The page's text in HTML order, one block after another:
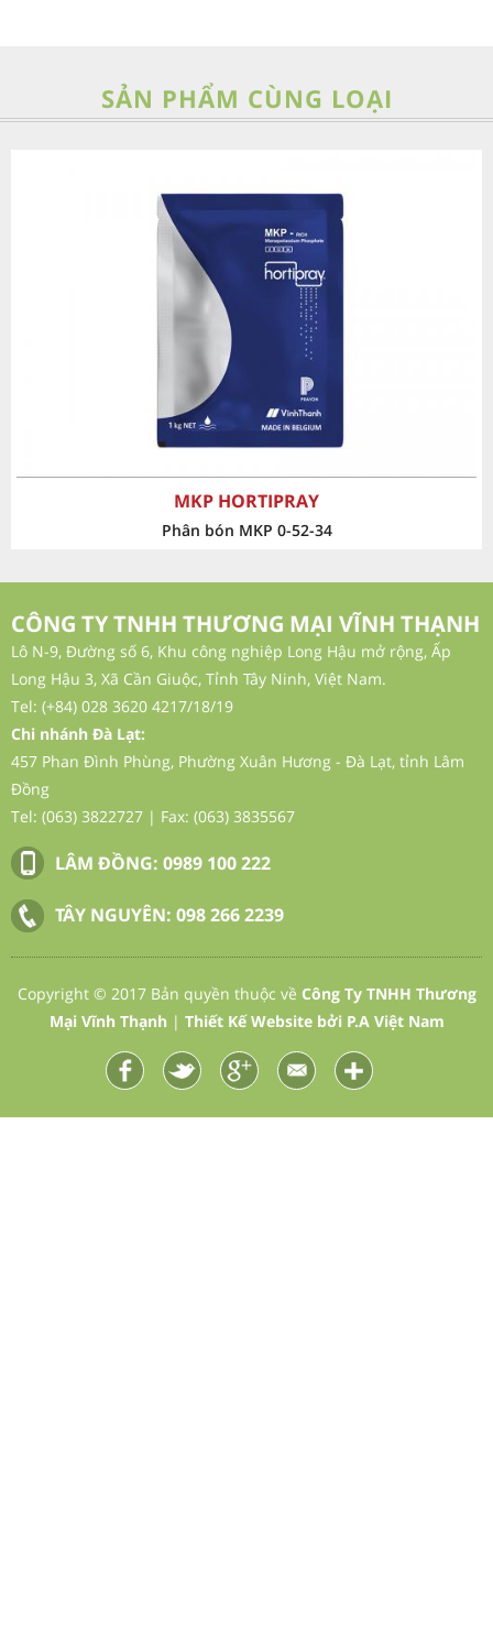
SẢN PHẨM CÙNG LOẠI
MKP HORTIPRAY
Phân bón MKP 0-52-34
Nutri-Gold 15- 30- 15+ TE
CÔNG TY TNHH THƯƠNG MẠI VĨNH THẠNH
Lô N-9, Đường số 6, Khu công nghiệp Long Hậu mở rộng, Ấp
Long Hậu 3, Xã Cần Giuộc, Tỉnh Tây Ninh, Việt Nam.
Tel: (+84) 028 3620 4217/18/19
Chi nhánh Đà Lạt:
457 Phan Đình Phùng, Phường Xuân Hương - Đà Lạt, tỉnh Lâm
Đồng
Tel: (063) 3822727 | Fax: (063) 3835567
LÂM ĐỒNG: 0989 100 222
TÂY NGUYÊN: 098 266 2239
Copyright © 2017 Bản quyền thuộc về Công Ty TNHH Thương
Mại Vĩnh Thạnh | Thiết Kế Website bởi P.A Việt Nam